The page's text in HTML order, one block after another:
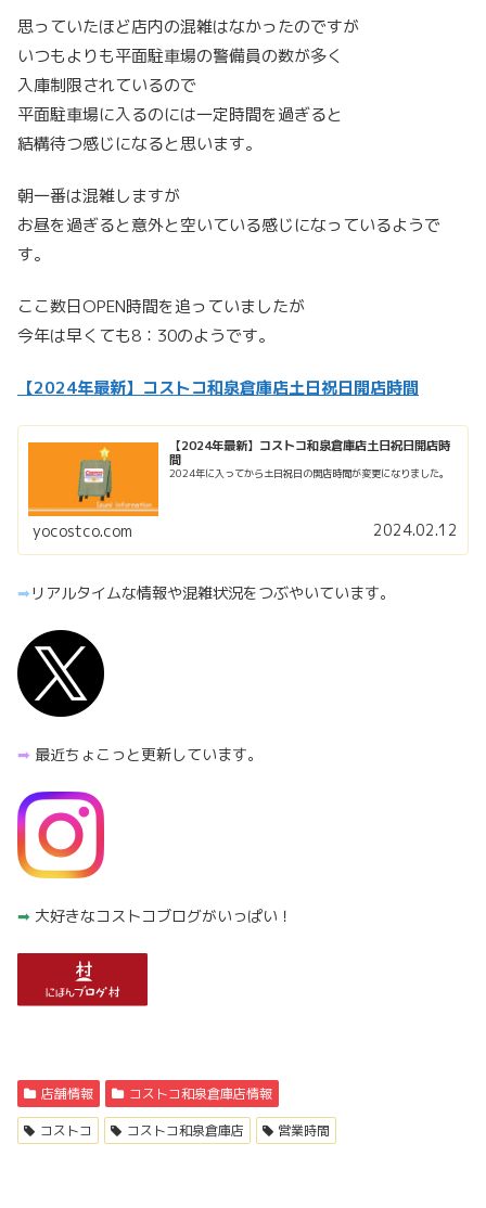
思っていたほど店内の混雑はなかったのですが
いつもよりも平面駐車場の警備員の数が多く
入庫制限されているので
平面駐車場に入るのには一定時間を過ぎると
結構待つ感じになると思います。
朝一番は混雑しますが
お昼を過ぎると意外と空いている感じになっているようで
す。
ここ数日OPEN時間を追っていましたが
今年は早くても8：30のようです。
【2024年最新】コストコ和泉倉庫店土日祝日開店時間
【2024年最新】コストコ和泉倉庫店土日祝日開店時
間
2024年に入ってから土日祝日の開店時間が変更になりました。
yocostco.com 2024.02.12
➡︎リアルタイムな情報や混雑状況をつぶやいています。
➡︎ 最近ちょこっと更新しています。
➡︎ 大好きなコストコブログがいっぱい！
店舗情報 コストコ和泉倉庫店情報
コストコ コストコ和泉倉庫店 営業時間